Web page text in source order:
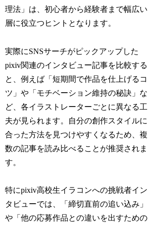
理法」は、初心者から経験者まで幅広い
層に役立つヒントとなります。
実際にSNSサーチがピックアップした
pixiv関連のインタビュー記事を比較する
と、例えば「短期間で作品を仕上げるコ
ツ」や「モチベーション維持の秘訣」な
ど、各イラストレーターごとに異なる工
夫が見られます。自分の創作スタイルに
合った方法を見つけやすくなるため、複
数の記事を読み比べることが推奨されま
す。
特にpixiv高校生イラコンへの挑戦者イン
タビューでは、「締切直前の追い込み」
や「他の応募作品との違いを出すための